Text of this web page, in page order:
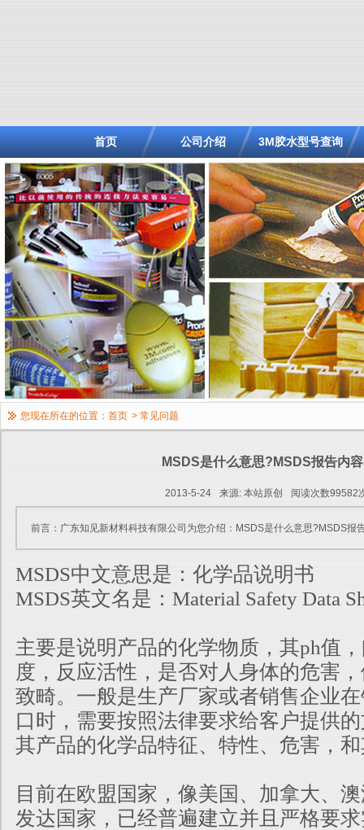
首页 公司介绍 3M胶水型号查询
您现在所在的位置： 首页 > 常见问题
MSDS是什么意思?MSDS报告内
2013-5-24 来源: 本站原创 阅读次数99582
前言：广东知见新材料科技有限公司为您介绍：MSDS是什么意思?MSDS报
MSDS中文意思是：化学品说明书
MSDS英文名是：Material Safety Data
主要是说明产品的化学物质，其ph值
度，反应活性，是否对人身体的危害
致畸。一般是生产厂家或者销售企业
口时，需要按照法律要求给客户提供
其产品的化学品特征、特性、危害，
目前在欧盟国家，像美国、加拿大、
发达国家，已经普遍建立并且严格要